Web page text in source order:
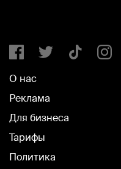
О нас
Реклама
Для бизнеса
Тарифы
Политика